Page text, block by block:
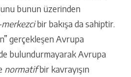
bunun üzerinden
bir bakışa da sahiptir.
gerçekleşen Avrupa
bulundurmayarak Avrupa
normatifbir kavrayışın